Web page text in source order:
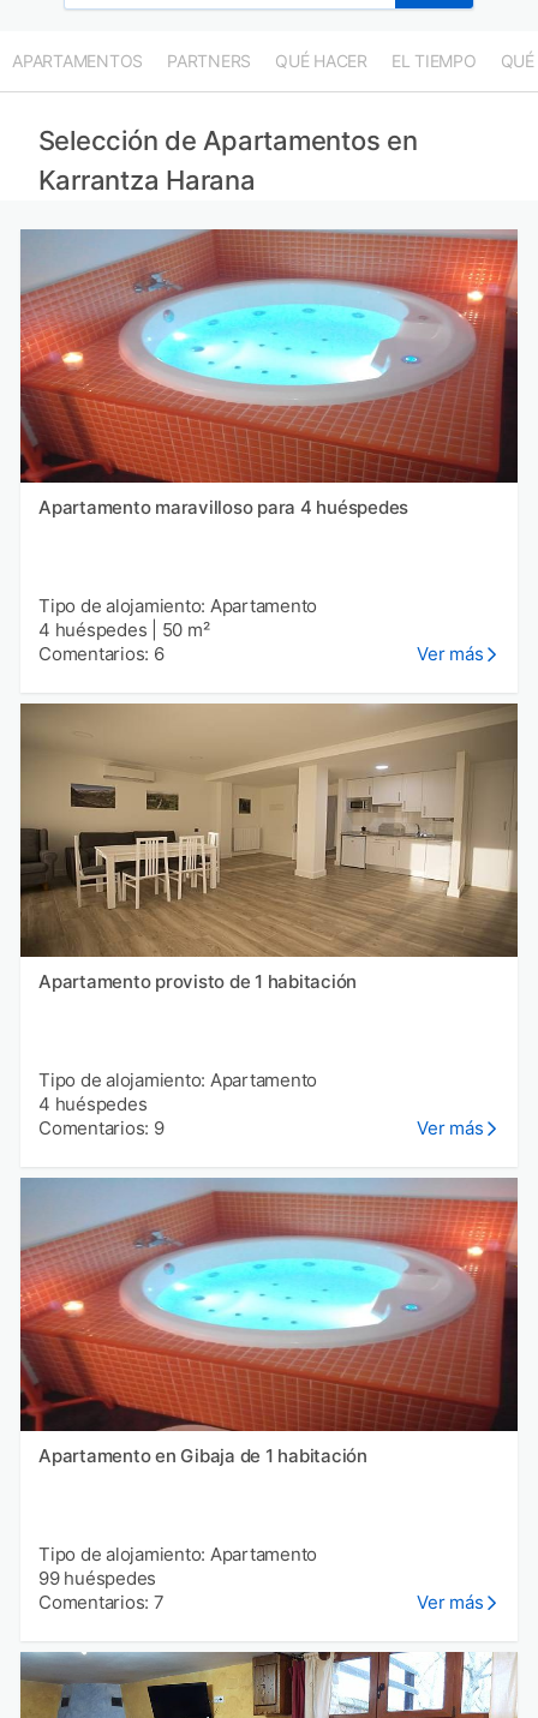
APARTAMENTOS PARTNERS QUÉ HACER EL TIEMPO QUÉ
Selección de Apartamentos en
Karrantza Harana
Apartamento maravilloso para 4 huéspedes
Tipo de alojamiento: Apartamento
4 huéspedes
50 m²
Comentarios: 6
Ver más
Apartamento provisto de 1 habitación
Tipo de alojamiento: Apartamento
4 huéspedes
Comentarios: 9
Ver más
Apartamento en Gibaja de 1 habitación
Tipo de alojamiento: Apartamento
99 huéspedes
Comentarios: 7
Ver más